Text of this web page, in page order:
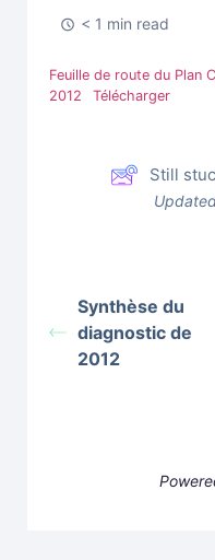
< 1 min read
Feuille de route du Plan
2012
Télécharger
Still
Synthèse du
diagnostic de
2012